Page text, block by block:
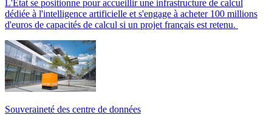
L'État se positionne pour accueillir une infrastructure de calcul
dédiée à l'intelligence artificielle et s'engage à acheter 100 millions
d'euros de capacités de calcul si un projet français est retenu.
Souveraineté des centre de données